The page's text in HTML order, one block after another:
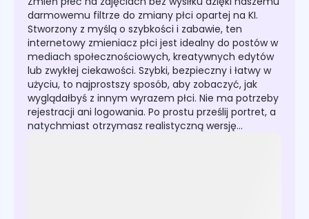
darmowemu filtrze do zmiany płci opartej na KI.
Stworzony z myślą o szybkości i zabawie, ten
internetowy zmieniacz płci jest idealny do postów w
mediach społecznościowych, kreatywnych edytów
lub zwykłej ciekawości. Szybki, bezpieczny i łatwy w
użyciu, to najprostszy sposób, aby zobaczyć, jak
wyglądałbyś z innym wyrazem płci. Nie ma potrzeby
rejestracji ani logowania. Po prostu prześlij portret, a
natychmiast otrzymasz realistyczną wersję